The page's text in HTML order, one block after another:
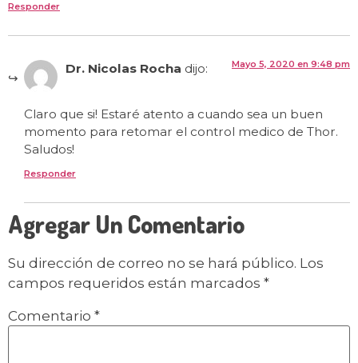
Responder
Dr. Nicolas Rocha dijo: Mayo 5, 2020 en 9:48 pm
Claro que si! Estaré atento a cuando sea un buen
momento para retomar el control medico de Thor.
Saludos!
Responder
Agregar Un Comentario
Su dirección de correo no se hará público. Los
campos requeridos están marcados *
Comentario *